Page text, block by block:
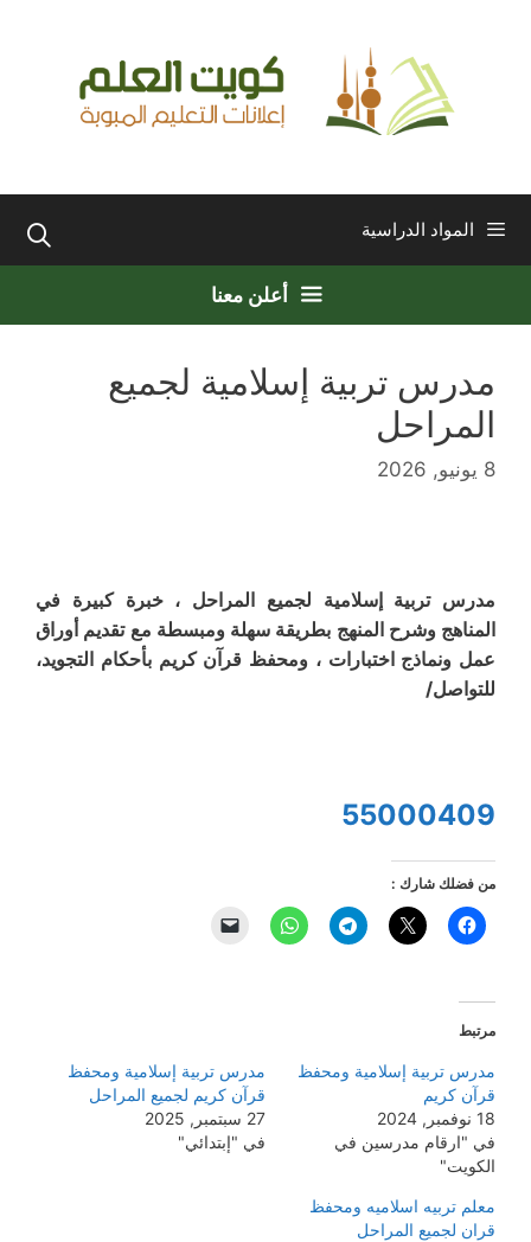
المواد الدراسية
أعلن معنا
مدرس تربية إسلامية لجميع
المراحل
8 يونيو, 2026
مدرس تربية إسلامية لجميع المراحل ، خبرة كبيرة في
المناهج وشرح المنهج بطريقة سهلة ومبسطة مع تقديم أوراق
عمل ونماذج اختبارات ، ومحفظ قرآن كريم بأحكام التجويد،
للتواصل/
55000409
من فضلك شارك :
مرتبط
مدرس تربية إسلامية ومحفظ
قرآن كريم
18 نوفمبر, 2024
في "ارقام مدرسين في
الكويت"
مدرس تربية إسلامية ومحفظ
قرآن كريم لجميع المراحل
27 سبتمبر, 2025
في "إبتدائي"
معلم تربيه اسلاميه ومحفظ
قران لجميع المراحل